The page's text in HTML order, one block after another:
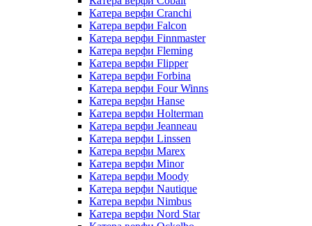
Катера верфи Cranchi
Катера верфи Falcon
Катера верфи Finnmaster
Катера верфи Fleming
Катера верфи Flipper
Катера верфи Forbina
Катера верфи Four Winns
Катера верфи Hanse
Катера верфи Holterman
Катера верфи Jeanneau
Катера верфи Linssen
Катера верфи Marex
Катера верфи Minor
Катера верфи Moody
Катера верфи Nautique
Катера верфи Nimbus
Катера верфи Nord Star